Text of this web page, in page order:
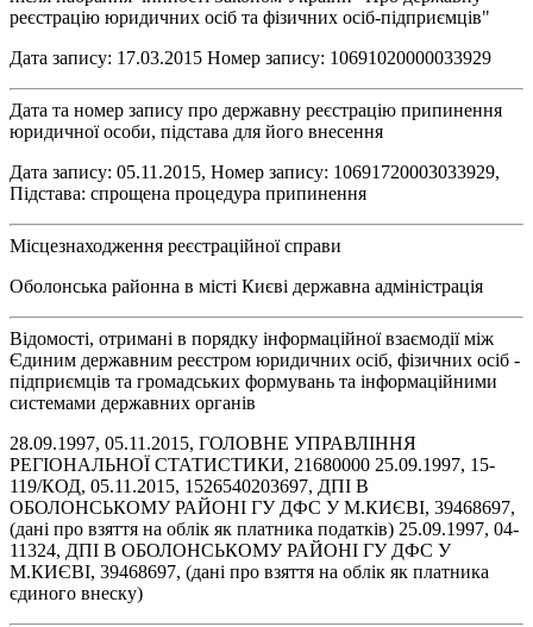
реєстрацію юридичних осіб та фізичних осіб-підприємців"
Дата запису: 17.03.2015 Номер запису: 10691020000033929
Дата та номер запису про державну реєстрацію припинення
юридичної особи, підстава для його внесення
Дата запису: 05.11.2015, Номер запису: 10691720003033929,
Підстава: спрощена процедура припинення
Місцезнаходження реєстраційної справи
Оболонська районна в місті Києві державна адміністрація
Відомості, отримані в порядку інформаційної взаємодії між
Єдиним державним реєстром юридичних осіб, фізичних осіб -
підприємців та громадських формувань та інформаційними
системами державних органів
28.09.1997, 05.11.2015, ГОЛОВНЕ УПРАВЛІННЯ
РЕГІОНАЛЬНОЇ СТАТИСТИКИ, 21680000 25.09.1997, 15-
119/КОД, 05.11.2015, 1526540203697, ДПI В
ОБОЛОНСЬКОМУ РАЙОНI ГУ ДФС У М.КИЄВI, 39468697,
(дані про взяття на облік як платника податків) 25.09.1997, 04-
11324, ДПI В ОБОЛОНСЬКОМУ РАЙОНI ГУ ДФС У
М.КИЄВI, 39468697, (дані про взяття на облік як платника
єдиного внеску)